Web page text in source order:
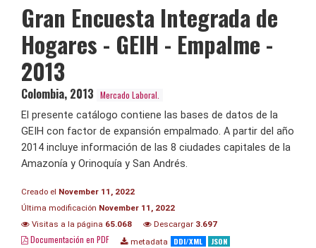
Gran Encuesta Integrada de
Hogares - GEIH - Empalme -
2013
Colombia, 2013 Mercado Laboral.
El presente catálogo contiene las bases de datos de la
GEIH con factor de expansión empalmado. A partir del año
2014 incluye información de las 8 ciudades capitales de la
Amazonía y Orinoquía y San Andrés.
Creado el November 11, 2022
Última modificación November 11, 2022
Visitas a la página 65.068 Descargar 3.697
Documentación en PDF metadata DDI/XML JSON